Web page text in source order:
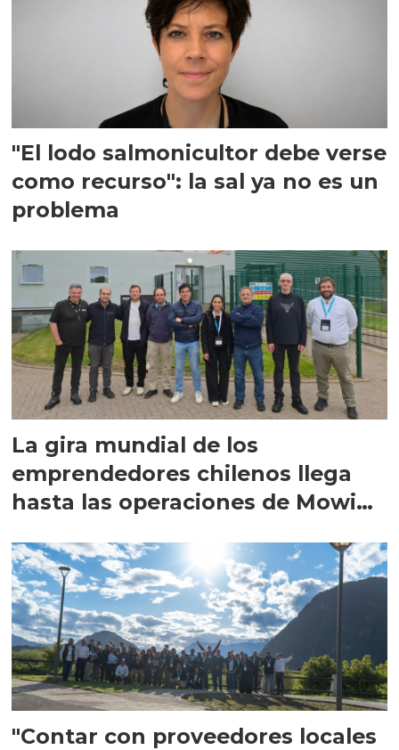
"El lodo salmonicultor debe verse
como recurso": la sal ya no es un
problema
La gira mundial de los
emprendedores chilenos llega
hasta las operaciones de Mowi
"Contar con proveedores locales